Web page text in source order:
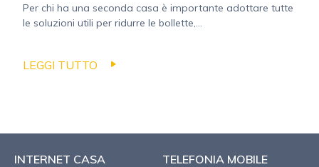
Per chi ha una seconda casa è importante adottare tutte
le soluzioni utili per ridurre le bollette,...
LEGGI TUTTO
INTERNET CASA TELEFONIA MOBILE